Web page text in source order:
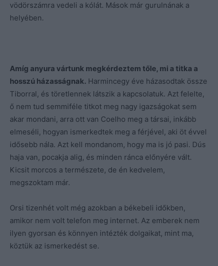
vödörszámra vedeli a kólát. Mások már gurulnának a
helyében.
Amíg anyura vártunk megkérdeztem tőle, mi a titka a
hosszú házasságnak. Harmincegy éve házasodtak össze
Tiborral, és töretlennek látszik a kapcsolatuk. Azt felelte,
ő nem tud semmiféle titkot meg nagy igazságokat sem
akar mondani, arra ott van Coelho meg a társai, inkább
elmeséli, hogyan ismerkedtek meg a férjével, aki öt évvel
idősebb nála. Azt kell mondanom, hogy ma is jó pasi. Dús
haja van, pocakja alig, és minden ránca előnyére vált.
Kicsit morcos a természete, de én kedvelem,
megszoktam már.
Orsi tizenhét volt még azokban a békebeli időkben,
amikor nem volt telefon meg internet. Az emberek nem
ilyen gyorsan és könnyen intézték dolgaikat, mint ma,
köztük az ismerkedést se.